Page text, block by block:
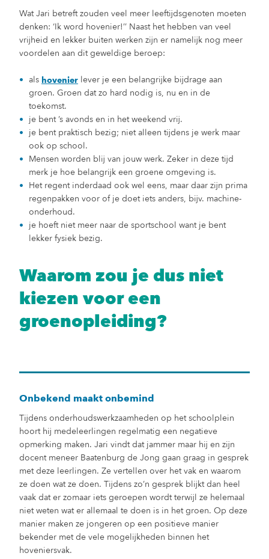
Wat Jari betreft zouden veel meer leeftijdsgenoten moeten
denken: ‘Ik word hovenier!’’ Naast het hebben van veel
vrijheid en lekker buiten werken zijn er namelijk nog meer
voordelen aan dit geweldige beroep:
als hovenier lever je een belangrijke bijdrage aan
groen. Groen dat zo hard nodig is, nu en in de
toekomst.
je bent ’s avonds en in het weekend vrij.
je bent praktisch bezig; niet alleen tijdens je werk maar
ook op school.
Mensen worden blij van jouw werk. Zeker in deze tijd
merk je hoe belangrijk een groene omgeving is.
Het regent inderdaad ook wel eens, maar daar zijn prima
regenpakken voor of je doet iets anders, bijv. machine-
onderhoud.
je hoeft niet meer naar de sportschool want je bent
lekker fysiek bezig.
Waarom zou je dus niet
kiezen voor een
groenopleiding?
Onbekend maakt onbemind
Tijdens onderhoudswerkzaamheden op het schoolplein
hoort hij medeleerlingen regelmatig een negatieve
opmerking maken. Jari vindt dat jammer maar hij en zijn
docent meneer Baatenburg de Jong gaan graag in gesprek
met deze leerlingen. Ze vertellen over het vak en waarom
ze doen wat ze doen. Tijdens zo’n gesprek blijkt dan heel
vaak dat er zomaar iets geroepen wordt terwijl ze helemaal
niet weten wat er allemaal te doen is in het groen. Op deze
manier maken ze jongeren op een positieve manier
bekender met de vele mogelijkheden binnen het
hoveniersvak.